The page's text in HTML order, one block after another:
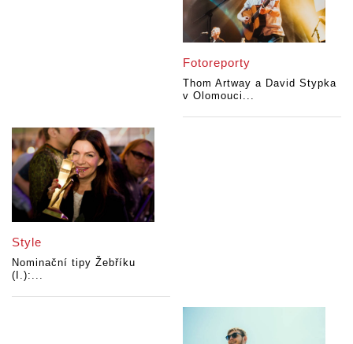
Fotoreporty
Thom Artway a David Stypka
v Olomouci...
Style
Nominační tipy Žebříku
(I.):...